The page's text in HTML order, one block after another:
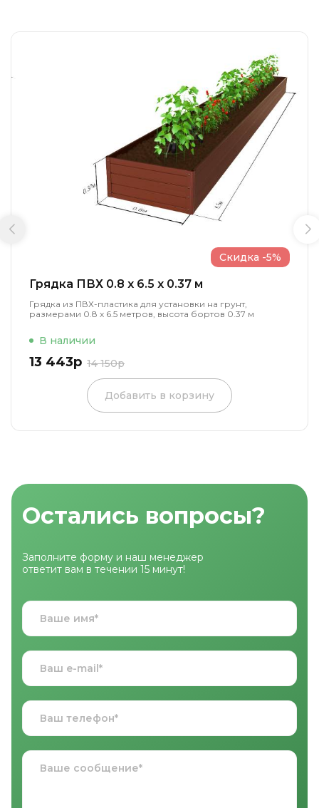
Грядка ПВХ 0.8 x 6.5 x 0.37 м
Грядка из ПВХ-пластика для установки на грунт,
размерами 0.8 х 6.5 метров, высота бортов 0.37 м
В наличии
13 443р 14 150р
Скидка -5%
Добавить в корзину
Остались вопросы?
Заполните форму и наш менеджер
ответит вам в течении 15 минут!